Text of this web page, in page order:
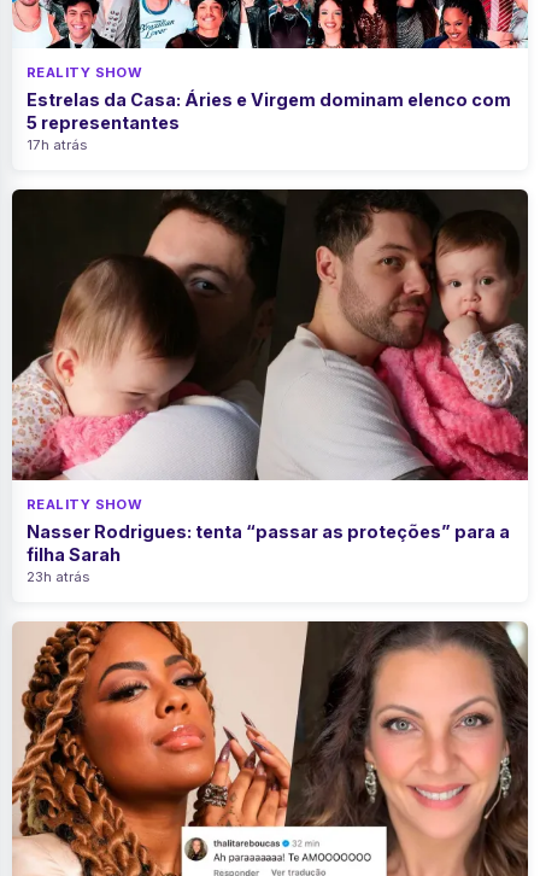
REALITY SHOW
Estrelas da Casa: Áries e Virgem dominam elenco com
5 representantes
17h atrás
REALITY SHOW
Nasser Rodrigues: tenta “passar as proteções” para a
filha Sarah
23h atrás